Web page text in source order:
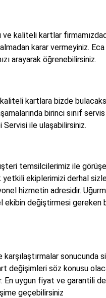
kaliteli kartlar
karar vermeyiniz.
arayarak öğrenebilirsiniz.
kartlara bizde
birinci sınıf servis
ile ulaşabilirsiniz.
temsilcilerimiz ile
ekiplerimizi derhal
hizmetin adresidir.
değiştirmesi gereken
sonucunda
değişimleri söz konusu
En uygun fiyat ve garantili
geçebilirsiniz